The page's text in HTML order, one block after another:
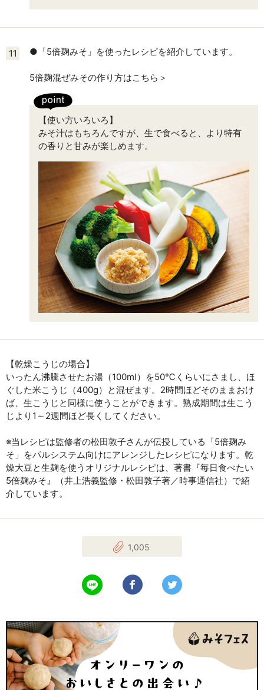
11 ●「5倍麹みそ」を使ったレシピを紹介しています。
5倍麹混ぜみその作り方はこちら＞
【使い方いろいろ】
みそ汁はもちろんですが、生で食べると、より特有
の香りと甘みが楽しめます。
【乾燥こうじの場合】
いったん沸騰させたお湯（100ml）を50℃くらいにさまし、ほ
ぐした米こうじ（400g）と混ぜます。2時間ほどそのままおけ
ば、生こうじと同様に使うことができます。熟成期間は生こう
じより1～2週間ほど長くしてください。
※当レシピは監修者の松田敦子さんが伝授している「5倍麹み
そ」をパルシステム向けにアレンジしたレシピになります。乾
燥大豆と生麹を使うオリジナルレシピは、著書『毎日食べたい
5倍麹みそ』（井上浩義監修・松田敦子著／時事通信社）で紹
介しています。
1,005
LINEで送る Facebookでシェアする